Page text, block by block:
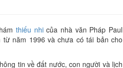
thiếu nhicủa nhà văn Pháp Paul
từ năm 1996 và chưa có tái bản cho
tin về đất nước, con người và lịch